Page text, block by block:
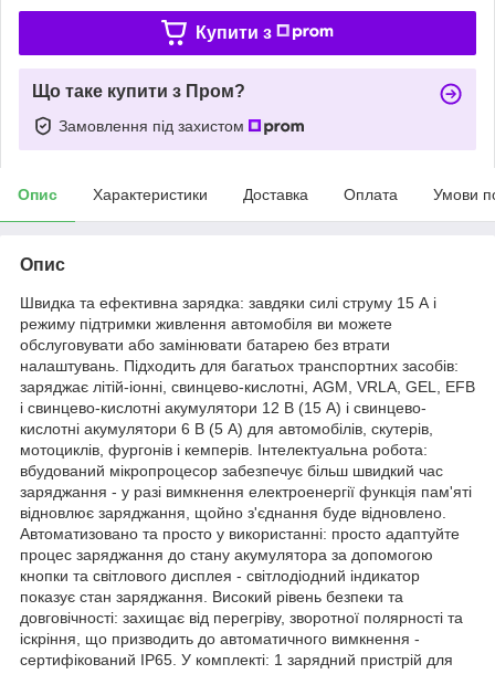
Купити з
Що таке купити з Пром?
Замовлення під захистом
Опис Характеристики Доставка Оплата Умови
Опис
Швидка та ефективна зарядка: завдяки силі струму 15 А і
режиму підтримки живлення автомобіля ви можете
обслуговувати або замінювати батарею без втрати
налаштувань. Підходить для багатьох транспортних засобів:
заряджає літій-іонні, свинцево-кислотні, AGM, VRLA, GEL, EFB
і свинцево-кислотні акумулятори 12 В (15 А) і свинцево-
кислотні акумулятори 6 В (5 А) для автомобілів, скутерів,
мотоциклів, фургонів і кемперів. Інтелектуальна робота:
вбудований мікропроцесор забезпечує більш швидкий час
заряджання - у разі вимкнення електроенергії функція пам'яті
відновлює заряджання, щойно з'єднання буде відновлено.
Автоматизовано та просто у використанні: просто адаптуйте
процес заряджання до стану акумулятора за допомогою
кнопки та світлового дисплея - світлодіодний індикатор
показує стан заряджання. Високий рівень безпеки та
довговічності: захищає від перегріву, зворотної полярності та
іскріння, що призводить до автоматичного вимкнення -
сертифікований IP65. У комплекті: 1 зарядний пристрій для